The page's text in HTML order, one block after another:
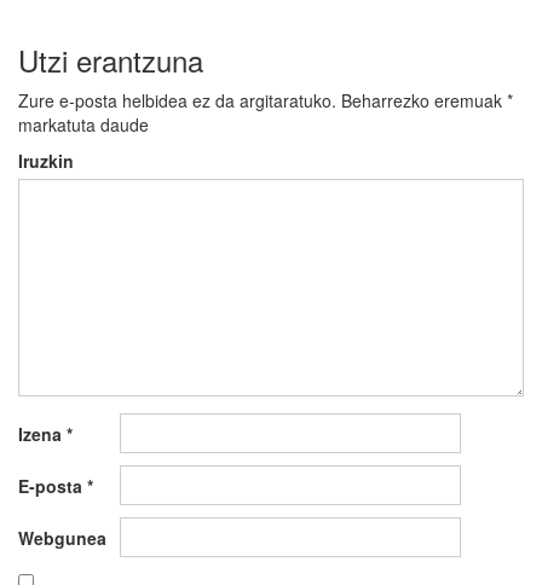
Utzi erantzuna
Zure e-posta helbidea ez da argitaratuko. Beharrezko eremuak *
markatuta daude
Iruzkin
Izena *
E-posta *
Webgunea